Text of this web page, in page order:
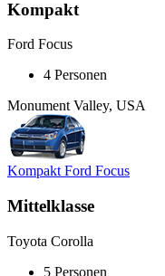
Kompakt
Ford Focus
4 Personen
Monument Valley, USA
Kompakt Ford Focus
Mittelklasse
Toyota Corolla
5 Personen